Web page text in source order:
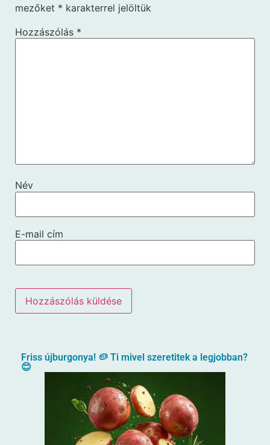
mezőket * karakterrel jelöltük
Hozzászólás *
Név
E-mail cím
Friss újburgonya! 🥔 Ti mivel szeretitek a legjobban?
😊